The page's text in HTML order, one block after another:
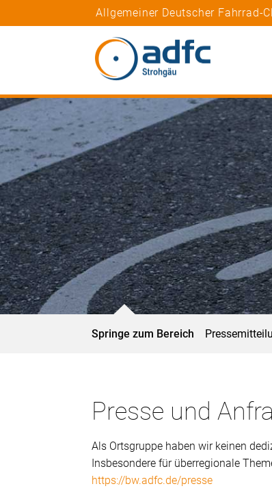
Allgemeiner Deutscher Fahrrad-
Springe zum Bereich
Presse und
Als Ortsgruppe haben wir keinen
Insbesondere für überregionale
https://bw.adfc.de/presse